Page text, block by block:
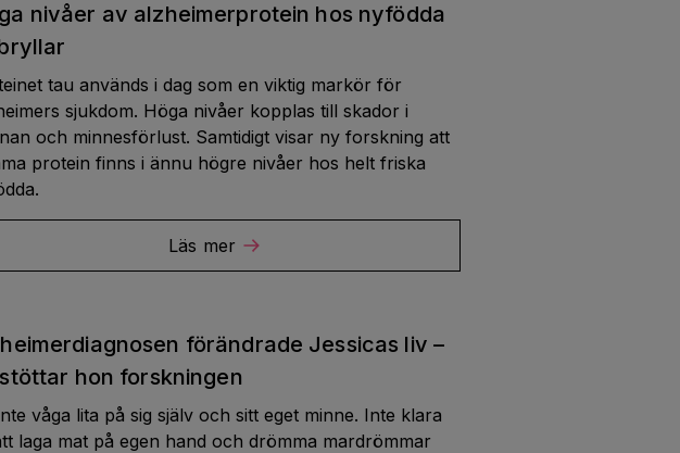
nivåer av alzheimerprotein hos nyfödda
tau används i dag som en viktig markör för
sjukdom. Höga nivåer kopplas till skador i
och minnesförlust. Samtidigt visar ny forskning att
protein finns i ännu högre nivåer hos helt friska
Läs mer
förändrade Jessicas liv –
hon forskningen
våga lita på sig själv och sitt eget minne. Inte klara
laga mat på egen hand och drömma mardrömmar